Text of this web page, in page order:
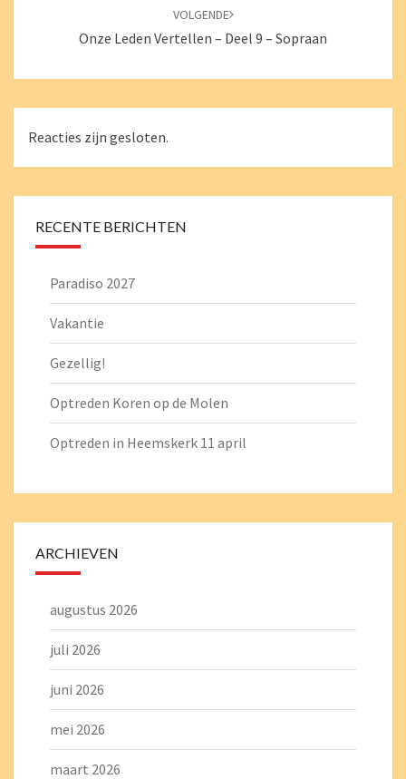
VOLGENDE
Onze Leden Vertellen – Deel 9 – Sopraan
Reacties zijn gesloten.
RECENTE BERICHTEN
Paradiso 2027
Vakantie
Gezellig!
Optreden Koren op de Molen
Optreden in Heemskerk 11 april
ARCHIEVEN
augustus 2026
juli 2026
juni 2026
mei 2026
maart 2026